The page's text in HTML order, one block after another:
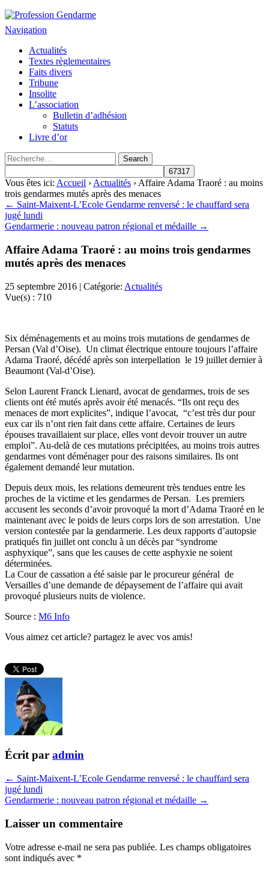
Profession Gendarme
Le journal des gendarmes
Navigation
Actualités
Textes règlementaires
Faits divers
Tribune
Insolite
L’association
Bulletin d’adhésion
Statuts
Livre d’or
Vous êtes ici: Accueil › Actualités › Affaire Adama Traoré : au moins
trois gendarmes mutés après des menaces
← Saint-Maixent-L’Ecole Gendarme renversé : le chauffard sera
jugé lundi
Gendarmerie : nouveau patron régional et médaille →
Affaire Adama Traoré : au moins trois gendarmes
mutés après des menaces
25 septembre 2016 | Catégorie: Actualités
Vue(s) : 710
Six déménagements et au moins trois mutations de gendarmes de
Persan (Val d’Oise). Un climat électrique entoure toujours l’affaire
Adama Traoré, décédé après son interpellation le 19 juillet dernier à
Beaumont (Val-d’Oise).
Selon Laurent Franck Lienard, avocat de gendarmes, trois de ses
clients ont été mutés après avoir été menacés. “Ils ont reçu des
menaces de mort explicites”, indique l’avocat, “c’est très dur pour
eux car ils n’ont rien fait dans cette affaire. Certaines de leurs
épouses travaillaient sur place, elles vont devoir trouver un autre
emploi”. Au-delà de ces mutations précipitées, au moins trois autres
gendarmes vont déménager pour des raisons similaires. Ils ont
également demandé leur mutation.
Depuis deux mois, les relations demeurent très tendues entre les
proches de la victime et les gendarmes de Persan. Les premiers
accusent les seconds d’avoir provoqué la mort d’Adama Traoré en le
maintenant avec le poids de leurs corps lors de son arrestation. Une
version contestée par la gendarmerie. Les deux rapports d’autopsie
pratiqués fin juillet ont conclu à un décès par “syndrome
asphyxique”, sans que les causes de cette asphyxie ne soient
déterminées.
La Cour de cassation a été saisie par le procureur général de
Versailles d’une demande de dépaysement de l’affaire qui avait
provoqué plusieurs nuits de violence.
Source : M6 Info
Vous aimez cet article? partagez le avec vos amis!
Écrit par admin
← Saint-Maixent-L’Ecole Gendarme renversé : le chauffard sera
jugé lundi
Gendarmerie : nouveau patron régional et médaille →
Laisser un commentaire
Votre adresse e-mail ne sera pas publiée. Les champs obligatoires
sont indiqués avec *